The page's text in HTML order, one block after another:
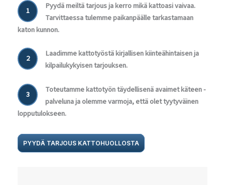
1
Pyydä meiltä tarjous ja kerro mikä kattoasi vaivaa.
Tarvittaessa tulemme paikanpäälle tarkastamaan
katon kunnon.
2
Laadimme kattotyöstä kirjallisen kiinteähintaisen ja
kilpailukykyisen tarjouksen.
3
Toteutamme kattotyön täydellisenä avaimet käteen -
palveluna ja olemme varmoja, että olet tyytyväinen
lopputulokseen.
PYYDÄ TARJOUS KATTOHUOLLOSTA